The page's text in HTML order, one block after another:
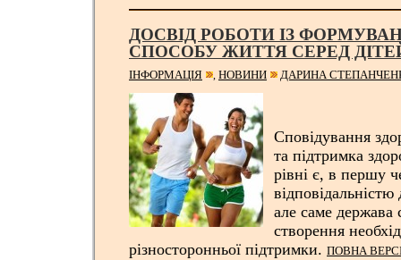
ДОСВІД РОБОТИ ІЗ
СПОСОБУ ЖИТТЯ СЕРЕД
ІНФОРМАЦІЯ , НОВИНИ ДАРИНА
Сповідування
та підтримка
рівні є, в першу
але саме держава
створення
різносторонньої підтримки. ПОВНА